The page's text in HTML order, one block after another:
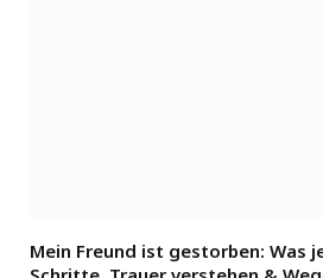
Mein Freund ist gestorben: Was